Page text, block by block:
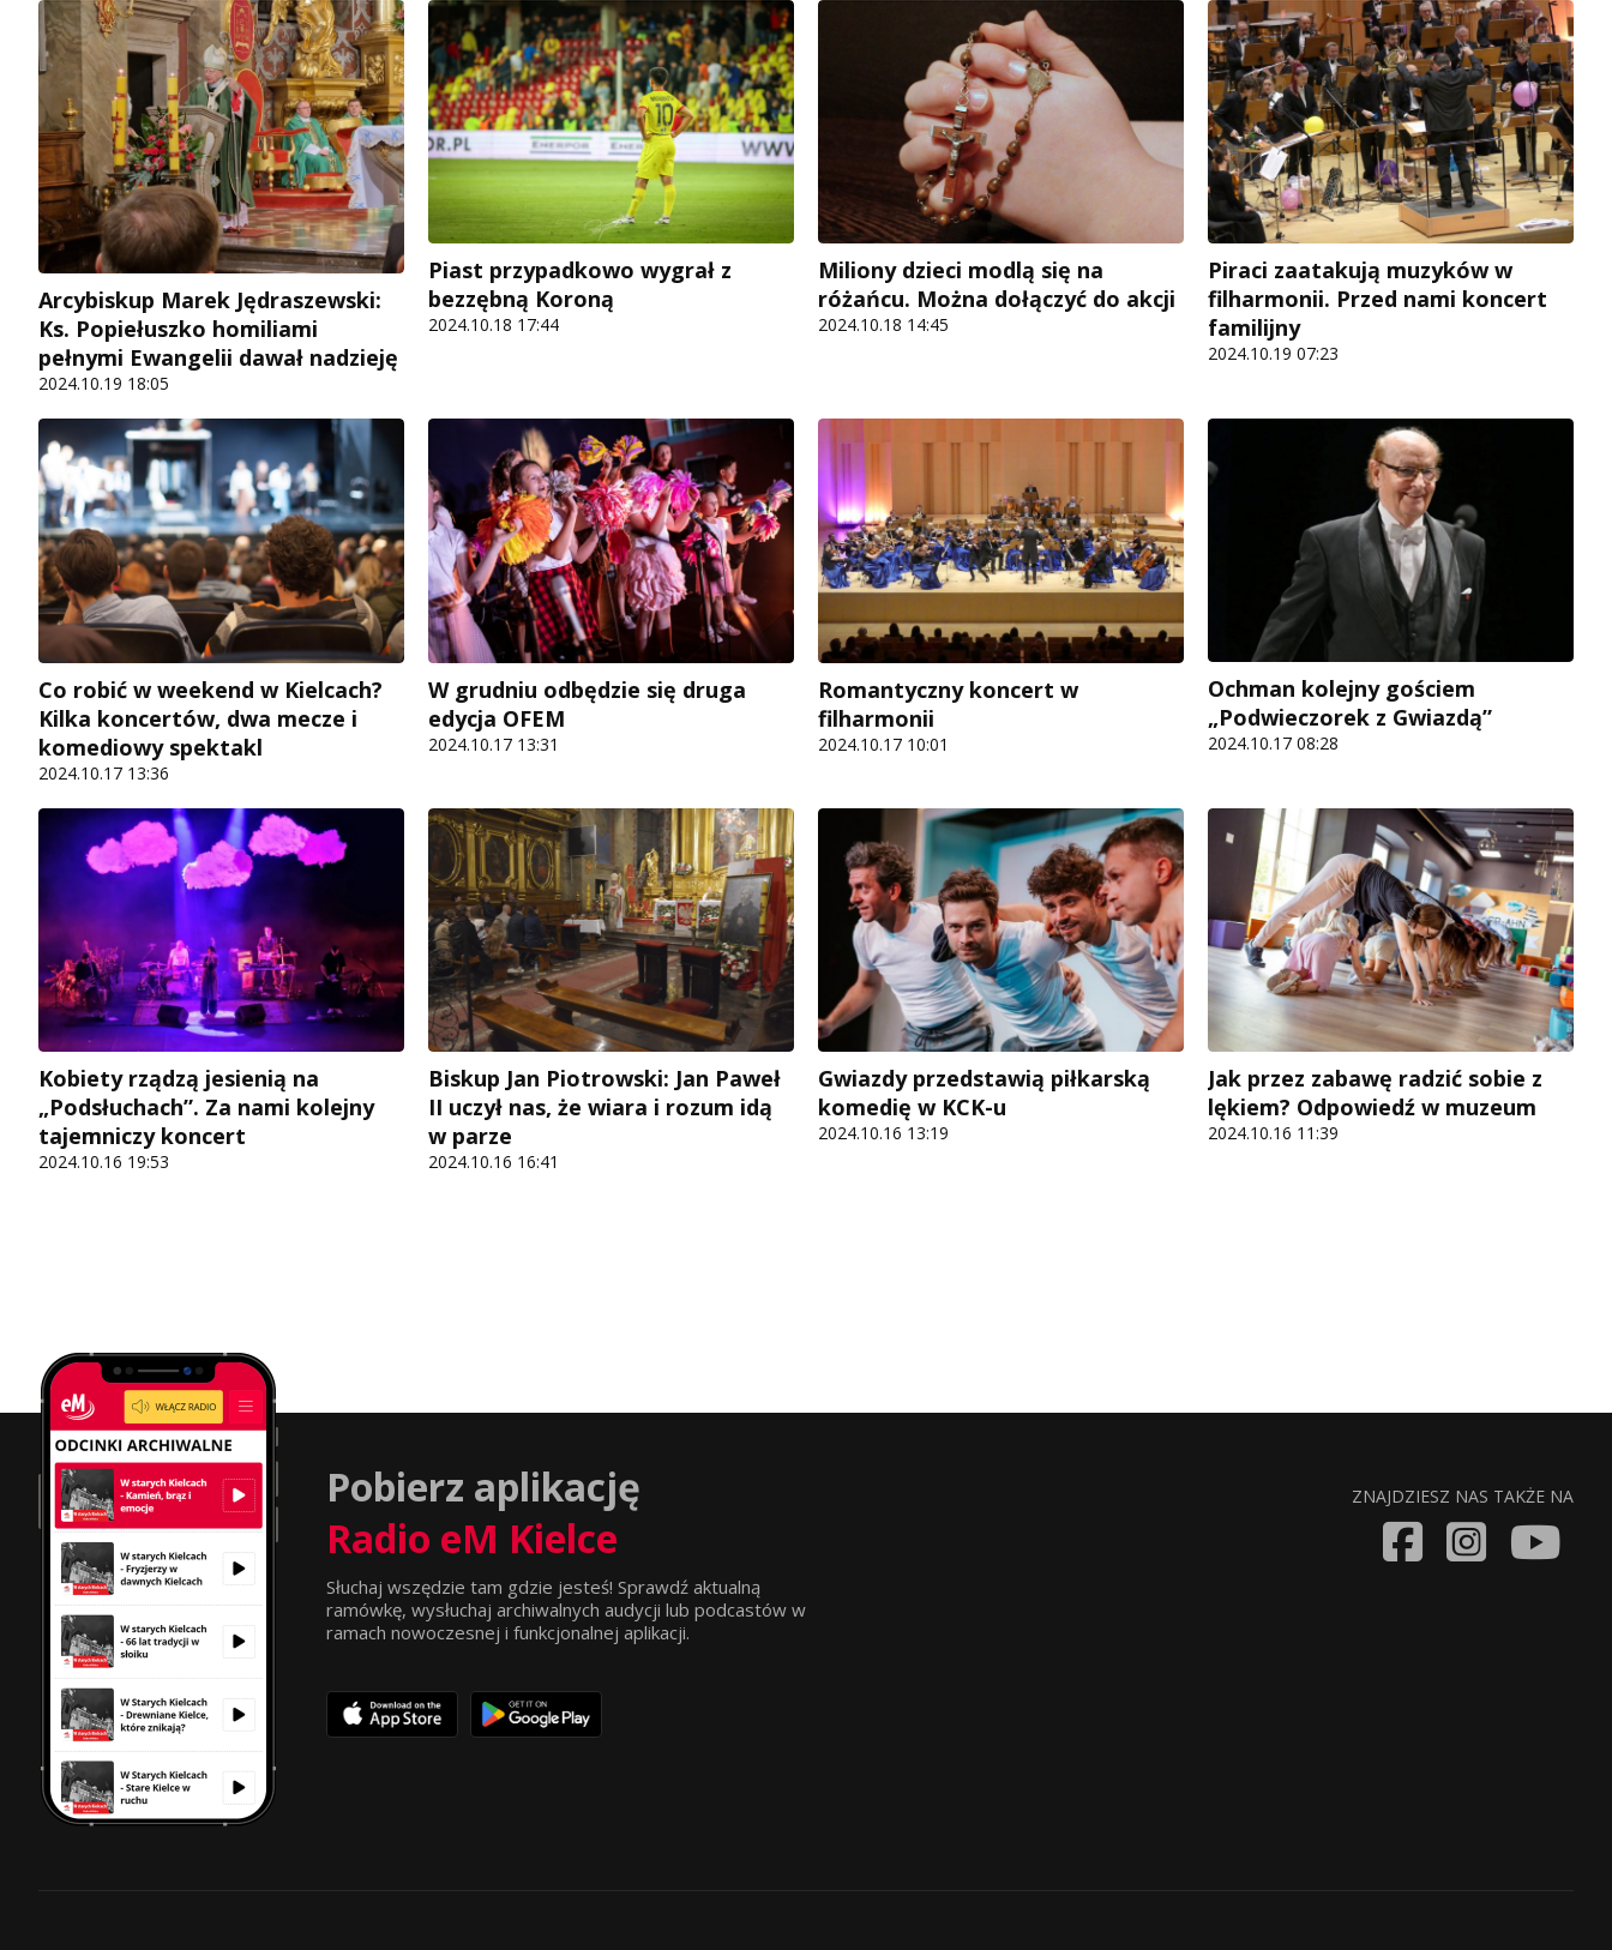
Arcybiskup Marek Jędraszewski:
Ks. Popiełuszko homiliami
pełnymi Ewangelii dawał nadzieję
2024.10.19 18:05
Piast przypadkowo wygrał z
bezzębną Koroną
2024.10.18 17:44
Miliony dzieci modlą się na
różańcu. Można dołączyć do akcji
2024.10.18 14:45
Piraci zaatakują muzyków w
filharmonii. Przed nami koncert
familijny
2024.10.19 07:23
Co robić w weekend w Kielcach?
Kilka koncertów, dwa mecze i
komediowy spektakl
2024.10.17 13:36
W grudniu odbędzie się druga
edycja OFEM
2024.10.17 13:31
Romantyczny koncert w
filharmonii
2024.10.17 10:01
Ochman kolejny gościem
„Podwieczorek z Gwiazdą”
2024.10.17 08:28
Kobiety rządzą jesienią na
„Podsłuchach”. Za nami kolejny
tajemniczy koncert
2024.10.16 19:53
Biskup Jan Piotrowski: Jan Paweł
II uczył nas, że wiara i rozum idą
w parze
2024.10.16 16:41
Gwiazdy przedstawią piłkarską
komedię w KCK-u
2024.10.16 13:19
Jak przez zabawę radzić sobie z
lękiem? Odpowiedź w muzeum
2024.10.16 11:39
Pobierz aplikację
Radio eM Kielce
Słuchaj wszędzie tam gdzie jesteś! Sprawdź aktualną
ramówkę, wysłuchaj archiwalnych audycji lub podcastów w
ramach nowoczesnej i funkcjonalnej aplikacji.
ZNAJDZIESZ NAS TAKŻE NA